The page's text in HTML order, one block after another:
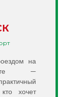
на
—
хочет